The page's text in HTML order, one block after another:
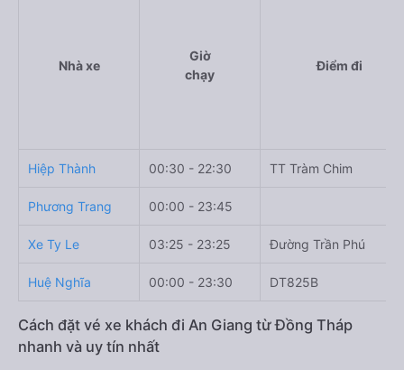
Nhà xe
Giờ
chạy
Điểm đi
Hiệp Thành 00:30 - 22:30 TT Tràm Chim
Phương Trang 00:00 - 23:45
Xe Ty Le 03:25 - 23:25 Đường Trần Phú
Huệ Nghĩa 00:00 - 23:30 DT825B
Cách đặt vé xe khách đi An Giang từ Đồng Tháp
nhanh và uy tín nhất